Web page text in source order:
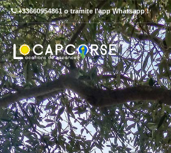
+33660954861 o tramite l'app Whatsapp !
Découvrez ce label en détail